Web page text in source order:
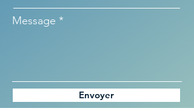
Message
Envoyer